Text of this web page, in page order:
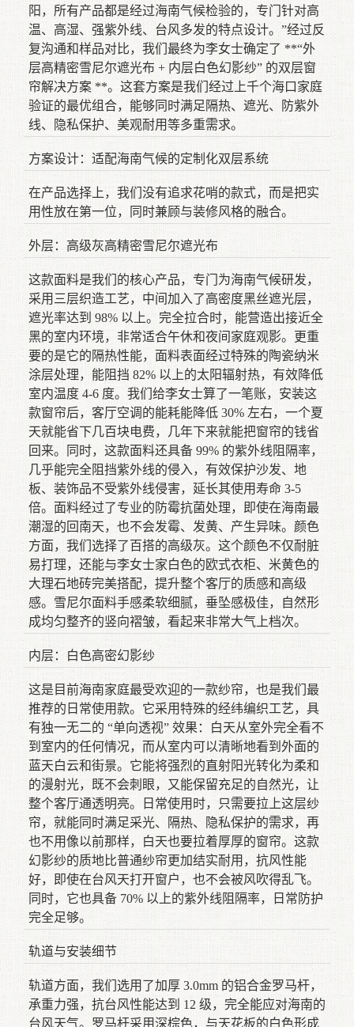
阳，所有产品都是经过海南气候检验的，专门针对高
温、高湿、强紫外线、台风多发的特点设计。”经过反
复沟通和样品对比，我们最终为李女士确定了 **“外
层高精密雪尼尔遮光布 + 内层白色幻影纱” 的双层窗
帘解决方案 **。这套方案是我们经过上千个海口家庭
验证的最优组合，能够同时满足隔热、遮光、防紫外
线、隐私保护、美观耐用等多重需求。
方案设计：适配海南气候的定制化双层系统
在产品选择上，我们没有追求花哨的款式，而是把实
用性放在第一位，同时兼顾与装修风格的融合。
外层：高级灰高精密雪尼尔遮光布
这款面料是我们的核心产品，专门为海南气候研发，
采用三层织造工艺，中间加入了高密度黑丝遮光层，
遮光率达到 98% 以上。完全拉合时，能营造出接近全
黑的室内环境，非常适合午休和夜间家庭观影。更重
要的是它的隔热性能，面料表面经过特殊的陶瓷纳米
涂层处理，能阻挡 82% 以上的太阳辐射热，有效降低
室内温度 4-6 度。我们给李女士算了一笔账，安装这
款窗帘后，客厅空调的能耗能降低 30% 左右，一个夏
天就能省下几百块电费，几年下来就能把窗帘的钱省
回来。同时，这款面料还具备 99% 的紫外线阻隔率，
几乎能完全阻挡紫外线的侵入，有效保护沙发、地
板、装饰品不受紫外线侵害，延长其使用寿命 3-5
倍。面料经过了专业的防霉抗菌处理，即使在海南最
潮湿的回南天，也不会发霉、发黄、产生异味。颜色
方面，我们选择了百搭的高级灰。这个颜色不仅耐脏
易打理，还能与李女士家白色的欧式衣柜、米黄色的
大理石地砖完美搭配，提升整个客厅的质感和高级
感。雪尼尔面料手感柔软细腻，垂坠感极佳，自然形
成均匀整齐的竖向褶皱，看起来非常大气上档次。
内层：白色高密幻影纱
这是目前海南家庭最受欢迎的一款纱帘，也是我们最
推荐的日常使用款。它采用特殊的经纬编织工艺，具
有独一无二的 “单向透视” 效果：白天从室外完全看不
到室内的任何情况，而从室内可以清晰地看到外面的
蓝天白云和街景。它能将强烈的直射阳光转化为柔和
的漫射光，既不会刺眼，又能保留充足的自然光，让
整个客厅通透明亮。日常使用时，只需要拉上这层纱
帘，就能同时满足采光、隔热、隐私保护的需求，再
也不用像以前那样，白天也要拉着厚厚的窗帘。这款
幻影纱的质地比普通纱帘更加结实耐用，抗风性能
好，即使在台风天打开窗户，也不会被风吹得乱飞。
同时，它也具备 70% 以上的紫外线阻隔率，日常防护
完全足够。
轨道与安装细节
轨道方面，我们选用了加厚 3.0mm 的铝合金罗马杆，
承重力强，抗台风性能达到 12 级，完全能应对海南的
台风天气。罗马杆采用深棕色，与天花板的白色形成